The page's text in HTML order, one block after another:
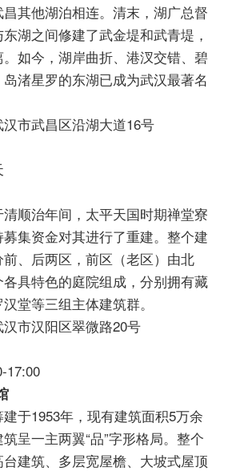
其他湖泊相连。清末，湖广总督
湖之间修建了武金堤和武青堤，
如今，湖岸曲折、港汊交错、碧
渚星罗的东湖已成为武汉最著名
市武昌区沿湖大道16号
顺治年间，太平天国时期禅堂寮
集资金对其进行了重建。整个建
、后两区，前区（老区）由北
具特色的庭院组成，分别拥有藏
堂等三组主体建筑群。
市汉阳区翠微路20号
1953年，现有建筑面积5万余
呈一主两翼“品”字形格局。整个
建筑、多层宽屋檐、大坡式屋顶